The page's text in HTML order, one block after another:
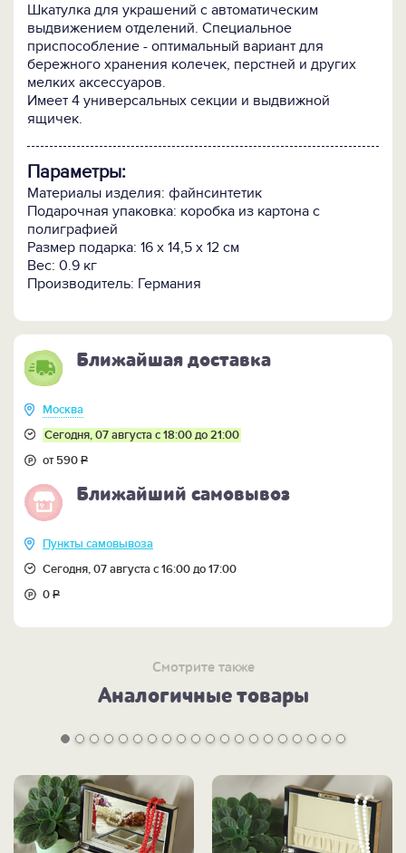
Шкатулка для украшений с автоматическим
выдвижением отделений. Специальное
приспособление - оптимальный вариант для
бережного хранения колечек, перстней и других
мелких аксессуаров.
Имеет 4 универсальных секции и выдвижной
ящичек.
Параметры:
Материалы изделия: файнсинтетик
Подарочная упаковка: коробка из картона с
полиграфией
Размер подарка: 16 x 14,5 x 12 см
Вес: 0.9 кг
Производитель: Германия
Ближайшая доставка
Москва
Сегодня, 07 августа с 18:00 до 21:00
от 590Р
Ближайший самовывоз
Пункты самовывоза
Сегодня, 07 августа с 16:00 до 17:00
0Р
Смотрите также
Аналогичные товары